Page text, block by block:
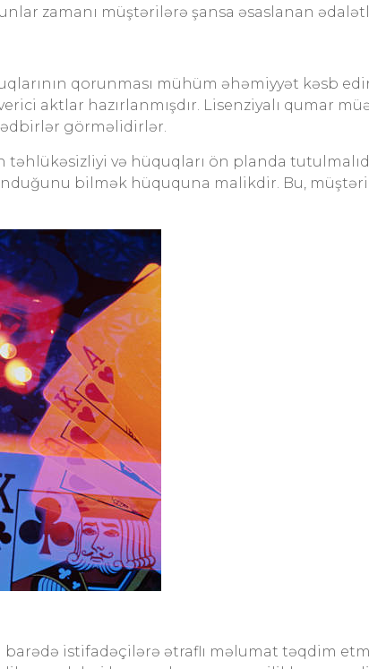
zamanı müştərilərə şansa əsaslanan
qorunması mühüm əhəmiyyət kəsb
aktlar hazırlanmışdır. Lisenziyalı qumar
görməlidirlər.
və hüquqları ön planda
bilmək hüququna malikdir. Bu,
istifadəçilərə ətraflı məlumat təqdim